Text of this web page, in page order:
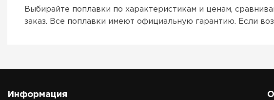
Выбирайте поплавки по характеристикам и ценам,
заказ. Все поплавки имеют официальную гарантию. Если
Информация